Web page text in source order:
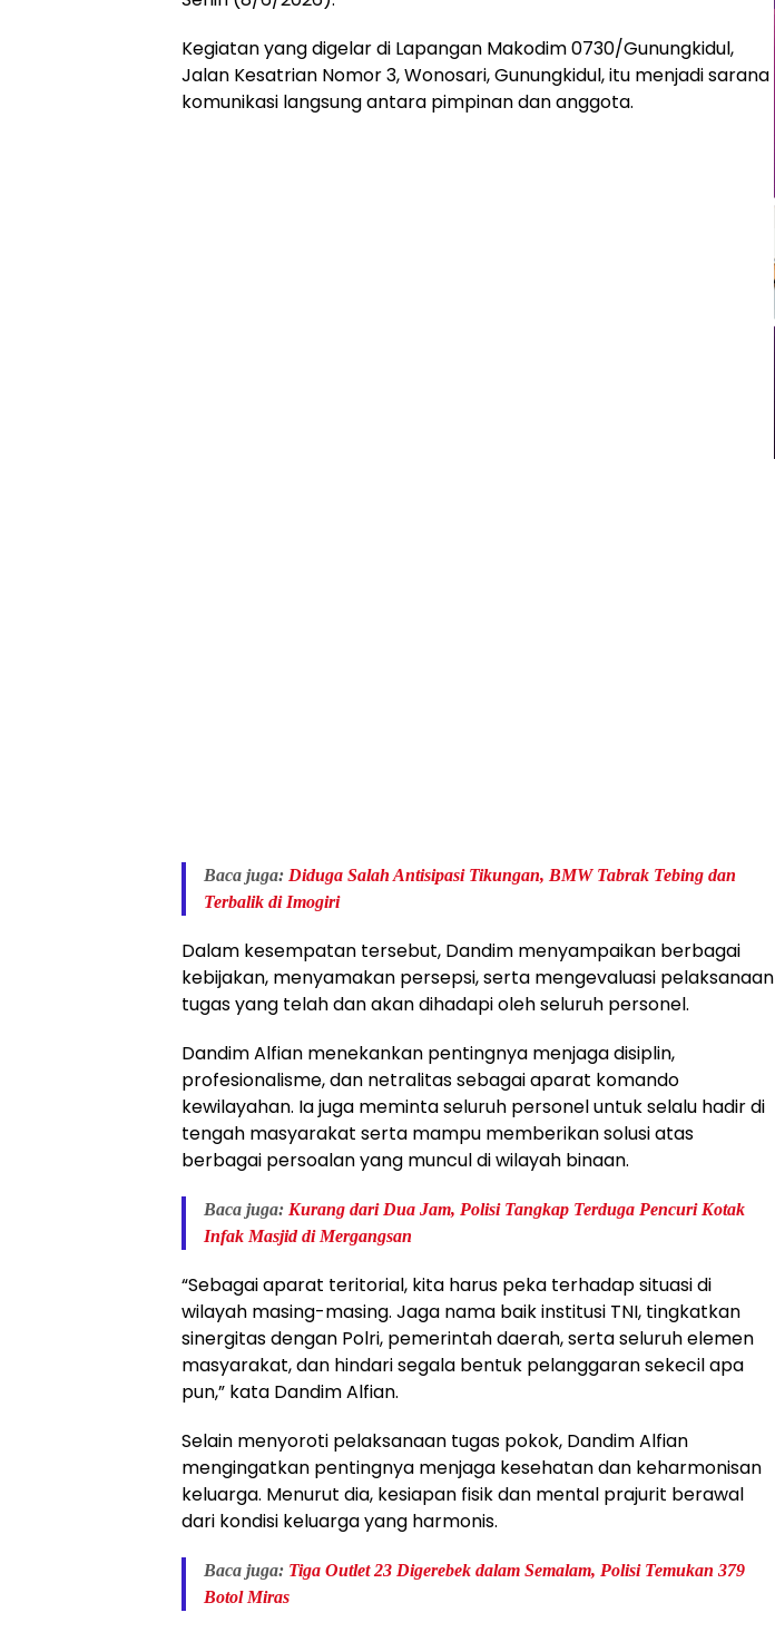
Kegiatan yang digelar di Lapangan Makodim 0730/Gunungkidul,
Jalan Kesatrian Nomor 3, Wonosari, Gunungkidul, itu menjadi sarana
komunikasi langsung antara pimpinan dan anggota.
Baca juga: Diduga Salah Antisipasi Tikungan, BMW Tabrak Tebing dan
Terbalik di Imogiri
Dalam kesempatan tersebut, Dandim menyampaikan berbagai
kebijakan, menyamakan persepsi, serta mengevaluasi pelaksanaan
tugas yang telah dan akan dihadapi oleh seluruh personel.
Dandim Alfian menekankan pentingnya menjaga disiplin,
profesionalisme, dan netralitas sebagai aparat komando
kewilayahan. Ia juga meminta seluruh personel untuk selalu hadir di
tengah masyarakat serta mampu memberikan solusi atas
berbagai persoalan yang muncul di wilayah binaan.
Baca juga: Kurang dari Dua Jam, Polisi Tangkap Terduga Pencuri Kotak
Infak Masjid di Mergangsan
“Sebagai aparat teritorial, kita harus peka terhadap situasi di
wilayah masing-masing. Jaga nama baik institusi TNI, tingkatkan
sinergitas dengan Polri, pemerintah daerah, serta seluruh elemen
masyarakat, dan hindari segala bentuk pelanggaran sekecil apa
pun,” kata Dandim Alfian.
Selain menyoroti pelaksanaan tugas pokok, Dandim Alfian
mengingatkan pentingnya menjaga kesehatan dan keharmonisan
keluarga. Menurut dia, kesiapan fisik dan mental prajurit berawal
dari kondisi keluarga yang harmonis.
Baca juga: Tiga Outlet 23 Digerebek dalam Semalam, Polisi Temukan 379
Botol Miras